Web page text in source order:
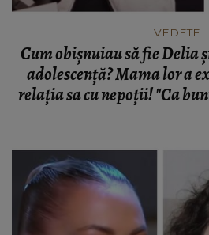
VEDETE
Cum obișnuiau să fie Delia
adolescență? Mama lor a
relația sa cu nepoții! "Ca